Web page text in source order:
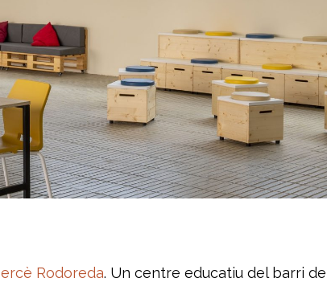
Rodoreda. Un centre educatiu del barri